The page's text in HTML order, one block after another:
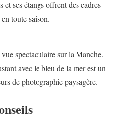
et ses étangs offrent des cadres
toute saison.
spectaculaire sur la Manche.
avec le bleu de la mer est un
de photographie paysagère.